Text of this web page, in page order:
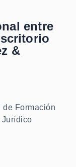
entre
&
Formación
Jurídico